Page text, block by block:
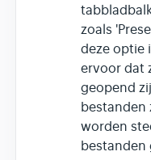
zoals
deze optie
ervoor dat
geopend
bestanden
worden
bestanden